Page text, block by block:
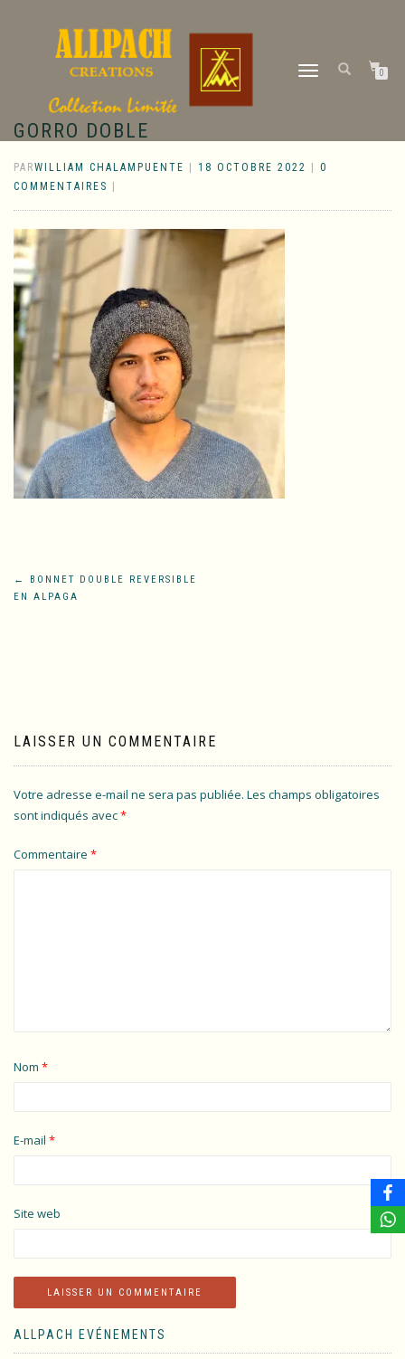
DÉPLIER
0
GORRO DOBLE
PARWILLIAM CHALAMPUENTE 18 OCTOBRE 2022
0
COMMENTAIRES
Navigation
←
BONNET DOUBLE REVERSIBLE
EN ALPAGA
LAISSER UN COMMENTAIRE
Votre adresse e-mail ne sera pas publiée. Les champs obligatoires
sont indiqués avec*
Commentaire *
Nom *
E-mail *
Site web
ALLPACH EVÉNEMENTS